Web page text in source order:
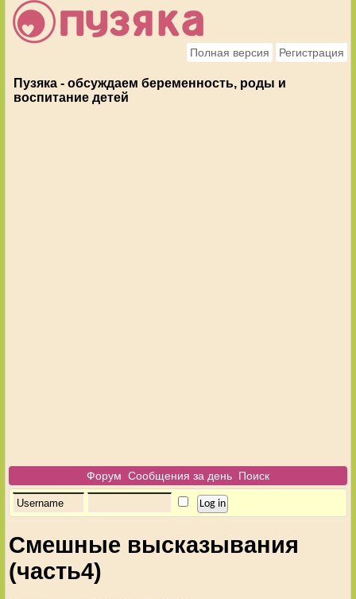
Полная версия Регистрация
Пузяка - обсуждаем беременность, роды и
воспитание детей
Форум Сообщения за день Поиск
Смешные высказывания
(часть4)